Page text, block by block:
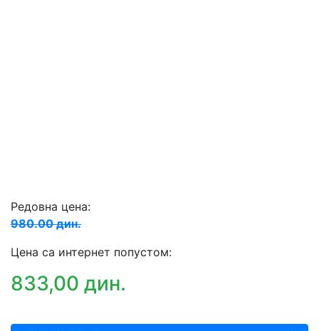
Редовна цена:
980.00 дин.
Цена са интернет попустом:
833,00 дин.